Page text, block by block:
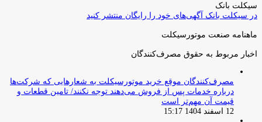
سیکلت بانک
در سیکلت بانک آگهی‌های خود را رایگان منتشر کنید
ماهنامه صنعت موتورسیکلت
اخبار مربوط به حقوق مصرف‌کنندگان
مصرف‌کنندگان موقع خرید موتورسیکلت به شعارهایی که شرکت‌ها
درباره خدمات پس از فروش می‌دهند توجه نکنند/ تامین قطعات و
قیمت آن مهم‌تر است
12 اسفند 1404 15:17